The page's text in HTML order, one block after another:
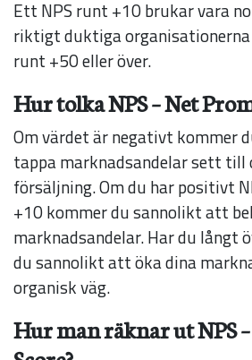
Ett NPS runt +10 brukar vara
riktigt duktiga organisationerna
runt +50 eller över.
Hur tolka NPS – Net
Om värdet är negativt kommer
tappa marknadsandelar sett till
försäljning. Om du har positivt
+10 kommer du sannolikt att
marknadsandelar. Har du långt
du sannolikt att öka dina
organisk väg.
Hur man räknar ut NPS